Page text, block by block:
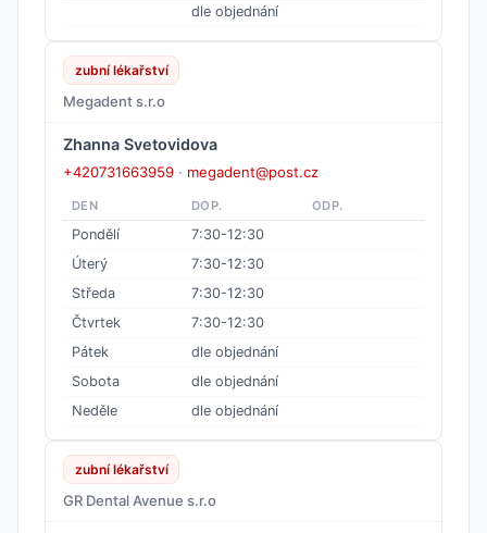
dle objednání
zubní lékařství
Megadent s.r.o
Zhanna Svetovidova
+420731663959 · megadent@post.cz
DEN DOP. ODP.
Pondělí
7:30-12:30
Úterý
7:30-12:30
Středa
7:30-12:30
Čtvrtek
7:30-12:30
Pátek
dle objednání
Sobota
dle objednání
Neděle
dle objednání
zubní lékařství
GR Dental Avenue s.r.o